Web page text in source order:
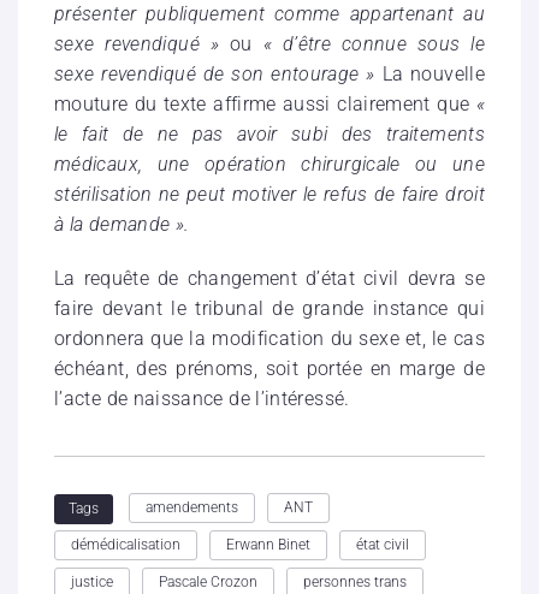
présenter publiquement comme appartenant au
sexe revendiqué » ou « d’être connue sous le
sexe revendiqué de son entourage » La nouvelle
mouture du texte affirme aussi clairement que «
le fait de ne pas avoir subi des traitements
médicaux, une opération chirurgicale ou une
stérilisation ne peut motiver le refus de faire droit
à la demande ».
La requête de changement d’état civil devra se
faire devant le tribunal de grande instance qui
ordonnera que la modification du sexe et, le cas
échéant, des prénoms, soit portée en marge de
l’acte de naissance de l’intéressé.
Tags amendements ANT
démédicalisation Erwann Binet état civil
justice Pascale Crozon personnes trans